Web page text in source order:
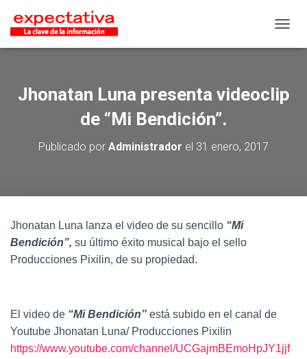
Jhonatan Luna presenta videoclip
de “Mi Bendición”.
Publicado por Administrador el 31 enero, 2017
Jhonatan Luna lanza el video de su sencillo “Mi
Bendición”, su último éxito musical bajo el sello
Producciones Pixilin, de su propiedad.
El video de “Mi Bendición” está subido en el canal de
Youtube Jhonatan Luna/ Producciones Pixilin
https://www.youtube.com/channel/UCGajmBEmoHpJY1jjf